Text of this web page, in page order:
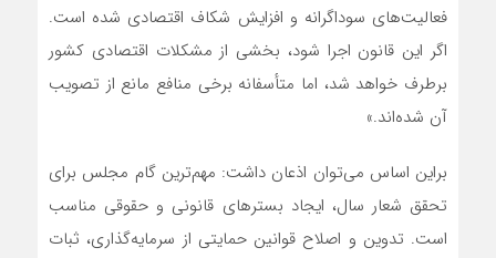
فعالیت‌های سوداگرانه و افزایش شکاف اقتصادی شده است.
اگر این قانون اجرا شود، بخشی از مشکلات اقتصادی کشور
برطرف خواهد شد، اما متأسفانه برخی منافع مانع از تصویب
آن شده‌اند.»
براین اساس می‌توان اذعان داشت: مهم‌ترین گام مجلس برای
تحقق شعار سال، ایجاد بسترهای قانونی و حقوقی مناسب
است. تدوین و اصلاح قوانین حمایتی از سرمایه‌گذاری، ثبات